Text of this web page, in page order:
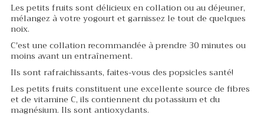
Les petits fruits sont délicieux en collation ou au déjeuner,
mélangez à votre yogourt et garnissez le tout de quelques
noix.
C'est une collation recommandée à prendre 30 minutes ou
moins avant un entraînement.
Ils sont rafraichissants, faites-vous des popsicles santé!
Les petits fruits constituent une excellente source de fibres
et de vitamine C, ils contiennent du potassium et du
magnésium. Ils sont antioxydants.